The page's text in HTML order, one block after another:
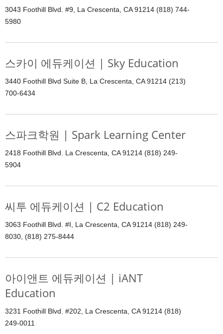
3043 Foothill Blvd. #9, La Crescenta, CA 91214 (818) 744-
5980
스카이 에듀케이션 | Sky Education
3440 Foothill Blvd Suite B, La Crescenta, CA 91214 (213)
700-6434
스파크학원 | Spark Learning Center
2418 Foothill Blvd. La Crescenta, CA 91214 (818) 249-
5904
씨투 에듀케이션 | C2 Education
3063 Foothill Blvd. #I, La Crescenta, CA 91214 (818) 249-
8030, (818) 275-8444
아이앤트 에듀케이션 | iANT
Education
3231 Foothill Blvd. #202, La Crescenta, CA 91214 (818)
249-0011